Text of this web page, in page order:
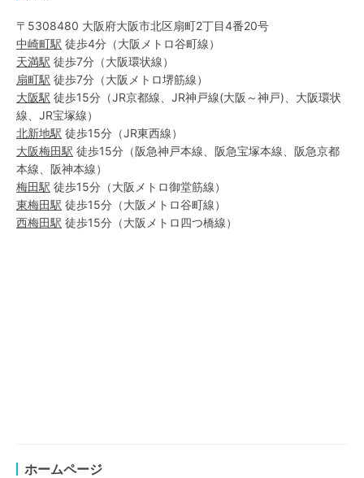
〒5308480 大阪府大阪市北区扇町2丁目4番20号
中崎町駅 徒歩4分 （大阪メトロ谷町線）
天満駅 徒歩7分 （大阪環状線）
扇町駅 徒歩7分 （大阪メトロ堺筋線）
大阪駅 徒歩15分 （JR京都線 JR神戸線(大阪～神戸)
大阪環状
線
JR宝塚線）
北新地駅 徒歩15分 （JR東西線）
大阪梅田駅 徒歩15分 （阪急神戸本線 阪急宝塚本線
阪急京都
本線
阪神本線）
梅田駅 徒歩15分 （大阪メトロ御堂筋線）
東梅田駅 徒歩15分 （大阪メトロ谷町線）
西梅田駅 徒歩15分 （大阪メトロ四つ橋線）
ホームページ